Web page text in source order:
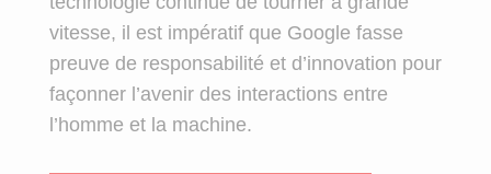
vitesse, il est impératif que Google fasse
preuve de responsabilité et d’innovation pour
façonner l’avenir des interactions entre
l’homme et la machine.